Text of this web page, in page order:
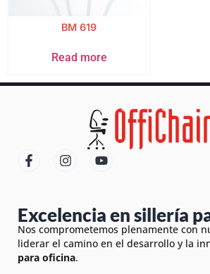
BM 619
Read more
Excelencia en sillería
Nos comprometemos plenamente con
liderar el camino en el desarrollo y la
para oficina.